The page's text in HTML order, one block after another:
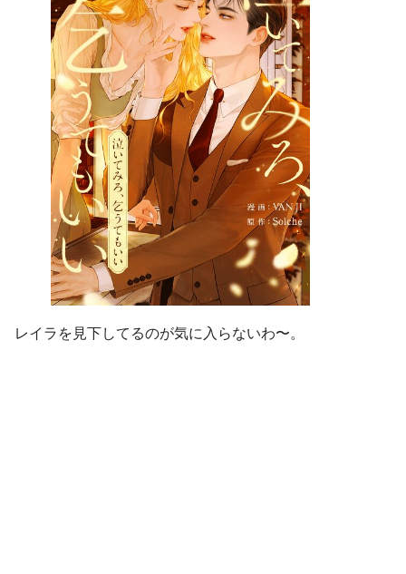
レイラを見下してるのが気に入らないわ〜。